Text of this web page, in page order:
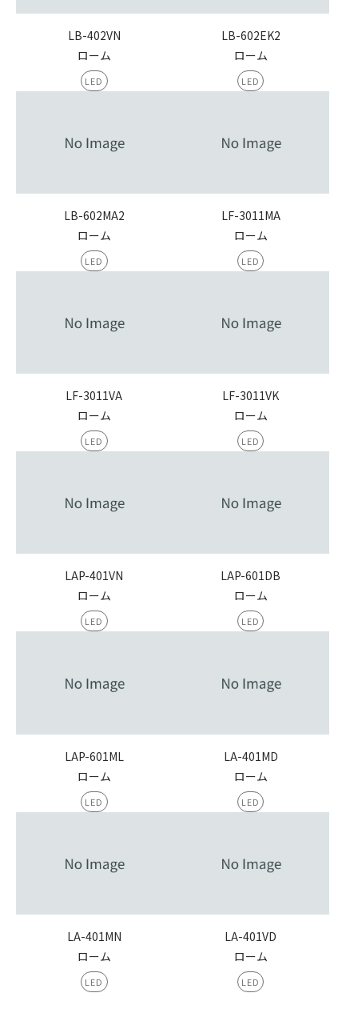
LB-402VN
ローム
LED
LB-602EK2
ローム
LED
LB-602MA2
ローム
LED
LF-3011MA
ローム
LED
LF-3011VA
ローム
LED
LF-3011VK
ローム
LED
LAP-401VN
ローム
LED
LAP-601DB
ローム
LED
LAP-601ML
ローム
LED
LA-401MD
ローム
LED
LA-401MN
ローム
LED
LA-401VD
ローム
LED